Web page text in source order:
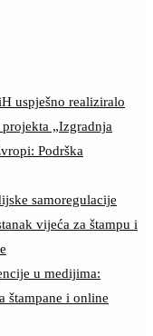
uspješno realiziralo
„Izgradnja
Podrška
samoregulacije
vijeća za štampu i
u medijima:
štampane i online